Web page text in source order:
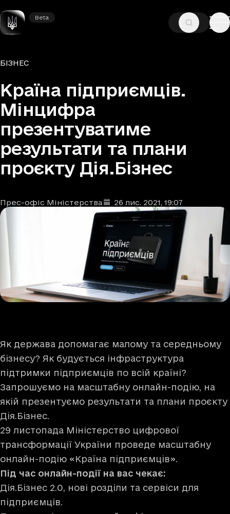
Beta
Beta
ГОЛОВНА
Рубрики
БІЗНЕС
Країна підприємців.
Мінцифра
презентуватиме
результати та плани
проєкту Дія.Бізнес
Автори
Прес-офіс Міністерства
Дата та час публікації: 26 лис. 2021, 19:07
Як держава допомагає малому та середньому
бізнесу? Як будується інфраструктура
підтримки підприємців по всій країні?
Запрошуємо на масштабну онлайн-подію, на
якій презентуємо результати та плани проєкту
Дія.Бізнес.
29 листопада Міністерство цифрової
трансформації України проведе масштабну
онлайн-подію « Країна підприємців».
Під час онлайн-події на вас чекає:
​​Дія.Бізнес 2.0, нові розділи та сервіси для
підприємців.